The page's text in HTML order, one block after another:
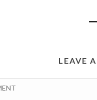
LEAVE